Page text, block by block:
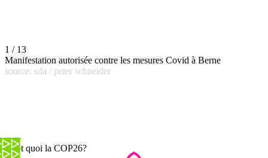
1 / 13
Manifestation autorisée contre les mesures Covid à Berne
source: sda / peter schneider
C'est quoi la COP26?